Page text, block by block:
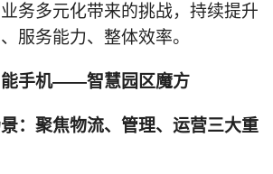
务多元化带来的挑战，持续提升
服务能力、整体效率。
能手机——智慧园区魔方
：聚焦物流、管理、运营三大重